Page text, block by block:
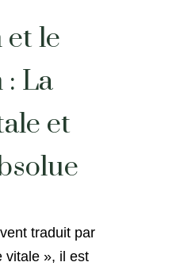
et le
: La
et
traduit par
vitale », il est